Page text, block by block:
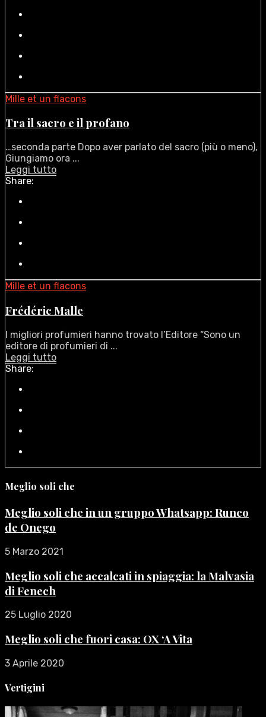
Mille et un flacons
Tra il sacro e il profano
…seconda parte Dopo aver parlato del sacro (più o meno),
Giungiamo ora ...
Leggi tutto
Share:
Mille et un flacons
Frédéric Malle
I migliori profumieri hanno trovato l’Editore “Sono un
editore di profumieri di ...
Leggi tutto
Share:
Meglio soli che
Meglio soli che in un gruppo Whatsapp: Runco
de Onego
5 Marzo 2021
Meglio soli che accalcati in spiaggia: la Malvasia
di Fenech
25 Luglio 2020
Meglio soli che fuori casa: OX ‘A Vita
3 Aprile 2020
Vertigini